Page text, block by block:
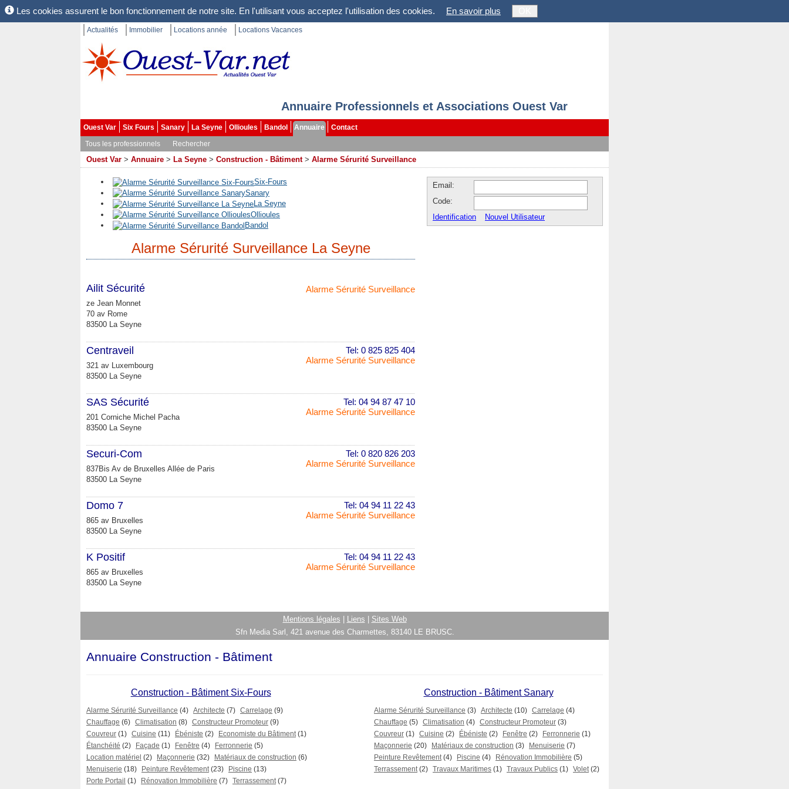
Les cookies assurent le bon fonctionnement de notre site. En l'utilisant vous acceptez l'utilisation des cookies. En savoir plus
Actualités Immobilier Locations année Locations Vacances
Annuaire Professionnels et Associations Ouest Var
Ouest Var Six Fours Sanary La Seyne Ollioules Bandol Annuaire
Contact
Tous les professionnels
Rechercher
Ouest Var > Annuaire > La Seyne > Construction - Bâtiment > Alarme Sérurité Surveillance
Six-Fours
Sanary
La Seyne
Ollioules
Bandol
Alarme Sérurité Surveillance La Seyne
Alarme Sérurité Surveillance
Ailit Sécurité
ze Jean Monnet
70 av Rome
83500 La Seyne
Tel: 0 825 825 404
Alarme Sérurité Surveillance
Centraveil
321 av Luxembourg
83500 La Seyne
Tel: 04 94 87 47 10
Alarme Sérurité Surveillance
SAS Sécurité
201 Corniche Michel Pacha
83500 La Seyne
Tel: 0 820 826 203
Alarme Sérurité Surveillance
Securi-Com
837Bis Av de Bruxelles Allée de Paris
83500 La Seyne
Tel: 04 94 11 22 43
Alarme Sérurité Surveillance
Domo 7
865 av Bruxelles
83500 La Seyne
Tel: 04 94 11 22 43
Alarme Sérurité Surveillance
K Positif
865 av Bruxelles
83500 La Seyne
Email:
Code:
Identification
Nouvel Utilisateur
Mentions légales Liens
Sites Web
Sfn Media Sarl, 421 avenue des Charmettes, 83140 LE BRUSC.
Annuaire Construction - Bâtiment
Construction - Bâtiment Six-Fours
Alarme Sérurité Surveillance (4) Architecte (7) Carrelage (9)
Chauffage (6) Climatisation (8) Constructeur Promoteur (9)
Couvreur (1) Cuisine (11) Ébéniste (2) Economiste du Bâtiment (1)
Étanchéité (2) Façade (1) Fenêtre (4) Ferronnerie (5)
Location matériel (2) Maçonnerie (32) Matériaux de construction (6)
Menuiserie (18) Peinture Revêtement (23) Piscine (13)
Porte Portail (1) Rénovation Immobilière (7) Terrassement (7)
Construction - Bâtiment Sanary
Alarme Sérurité Surveillance (3) Architecte (10) Carrelage (4)
Chauffage (5) Climatisation (4) Constructeur Promoteur (3)
Couvreur (1) Cuisine (2) Ébéniste (2) Fenêtre (2) Ferronnerie (1)
Maçonnerie (20) Matériaux de construction (3) Menuiserie (7)
Peinture Revêtement (4) Piscine (4) Rénovation Immobilière (5)
Terrassement (2) Travaux Maritimes (1) Travaux Publics (1) Volet (2)